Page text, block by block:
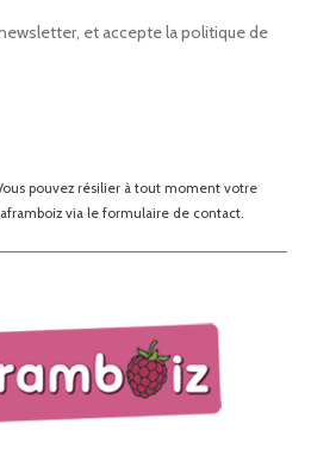
et accepte la politique de
pouvez résilier à tout moment votre
via le formulaire de contact.